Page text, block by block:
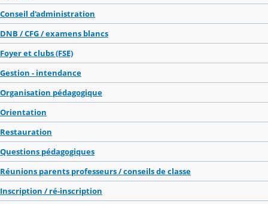
Conseil d'administration
DNB / CFG / examens blancs
Foyer et clubs (FSE)
Gestion - intendance
Organisation pédagogique
Orientation
Restauration
Questions pédagogiques
Réunions parents professeurs / conseils de classe
Inscription / ré-inscription